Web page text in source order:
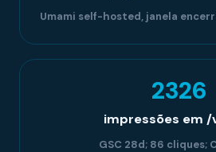
Umami self-hosted, janela
2326
impressões em /
GSC 28d; 86 cliques;